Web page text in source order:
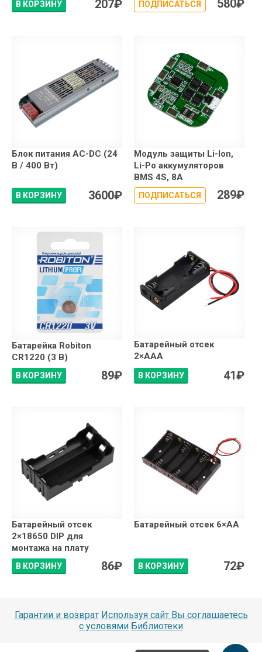
В КОРЗИНУ 207₽ ПОДПИСАТЬСЯ 580₽
Блок питания AC-DC (24
В / 400 Вт)
В КОРЗИНУ 3600₽
Модуль защиты Li-Ion,
Li-Po аккумуляторов
BMS 4S, 8A
ПОДПИСАТЬСЯ 289₽
Батарейка Robiton
CR1220 (3 В)
В КОРЗИНУ 89₽
Батарейный отсек
2×АAA
В КОРЗИНУ 41₽
Батарейный отсек
2×18650 DIP для
монтажа на плату
В КОРЗИНУ 86₽
Батарейный отсек 6×АA
В КОРЗИНУ 72₽
Гарантии и возврат Используя сайт Вы соглашаетесь
с условями Библиотеки